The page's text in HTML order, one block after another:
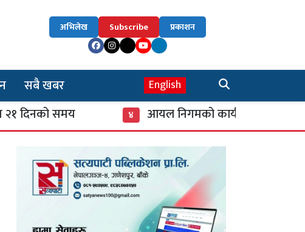
अभिलेख Subscribe प्रकाशन
सबै खबर English
समय आयल निगमको कार्यकारी निर्देशकमा